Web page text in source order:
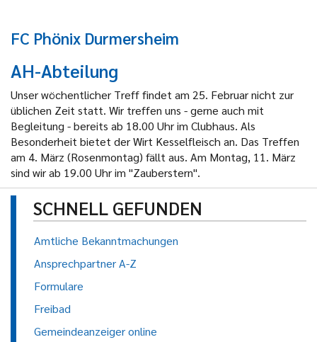
FC Phönix Durmersheim
AH-Abteilung
Unser wöchentlicher Treff findet am 25. Februar nicht zur
üblichen Zeit statt. Wir treffen uns - gerne auch mit
Begleitung - bereits ab 18.00 Uhr im Clubhaus. Als
Besonderheit bietet der Wirt Kesselfleisch an. Das Treffen
am 4. März (Rosenmontag) fällt aus. Am Montag, 11. März
sind wir ab 19.00 Uhr im "Zauberstern".
SCHNELL GEFUNDEN
Amtliche Bekanntmachungen
Ansprechpartner A-Z
Formulare
Freibad
Gemeindeanzeiger online